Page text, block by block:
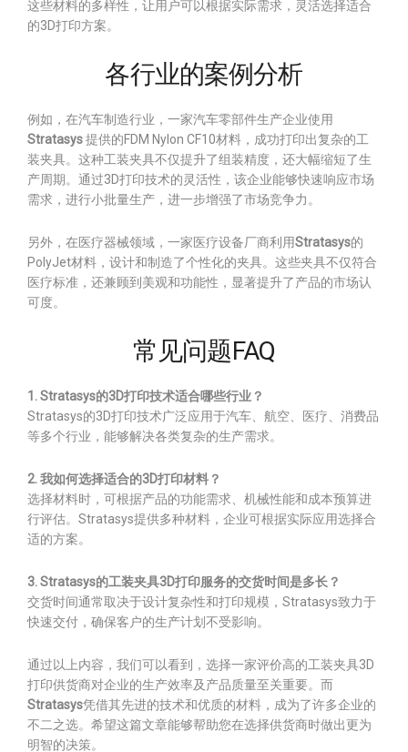
这些材料的多样性，让用户可以根据实际需求，灵活选择适合
的3D打印方案。
各行业的案例分析
例如，在汽车制造行业，一家汽车零部件生产企业使用
Stratasys提供的FDM Nylon CF10材料，成功打印出复杂的工
装夹具。这种工装夹具不仅提升了组装精度，还大幅缩短了生
产周期。通过3D打印技术的灵活性，该企业能够快速响应市场
需求，进行小批量生产，进一步增强了市场竞争力。
另外，在医疗器械领域，一家医疗设备厂商利用Stratasys的
PolyJet材料，设计和制造了个性化的夹具。这些夹具不仅符合
医疗标准，还兼顾到美观和功能性，显著提升了产品的市场认
可度。
常见问题FAQ
1. Stratasys的3D打印技术适合哪些行业？
Stratasys的3D打印技术广泛应用于汽车、航空、医疗、消费品
等多个行业，能够解决各类复杂的生产需求。
2. 我如何选择适合的3D打印材料？
选择材料时，可根据产品的功能需求、机械性能和成本预算进
行评估。Stratasys提供多种材料，企业可根据实际应用选择合
适的方案。
3. Stratasys的工装夹具3D打印服务的交货时间是多长？
交货时间通常取决于设计复杂性和打印规模，Stratasys致力于
快速交付，确保客户的生产计划不受影响。
通过以上内容，我们可以看到，选择一家评价高的工装夹具3D
打印供货商对企业的生产效率及产品质量至关重要。而
Stratasys凭借其先进的技术和优质的材料，成为了许多企业的
不二之选。希望这篇文章能够帮助您在选择供货商时做出更为
明智的决策。